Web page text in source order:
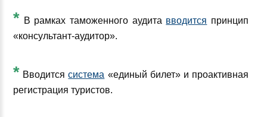
* В рамках таможенного аудита вводится принцип
«консультант-аудитор».
* Вводитсясистема «единый билет» и проактивная
регистрация туристов.